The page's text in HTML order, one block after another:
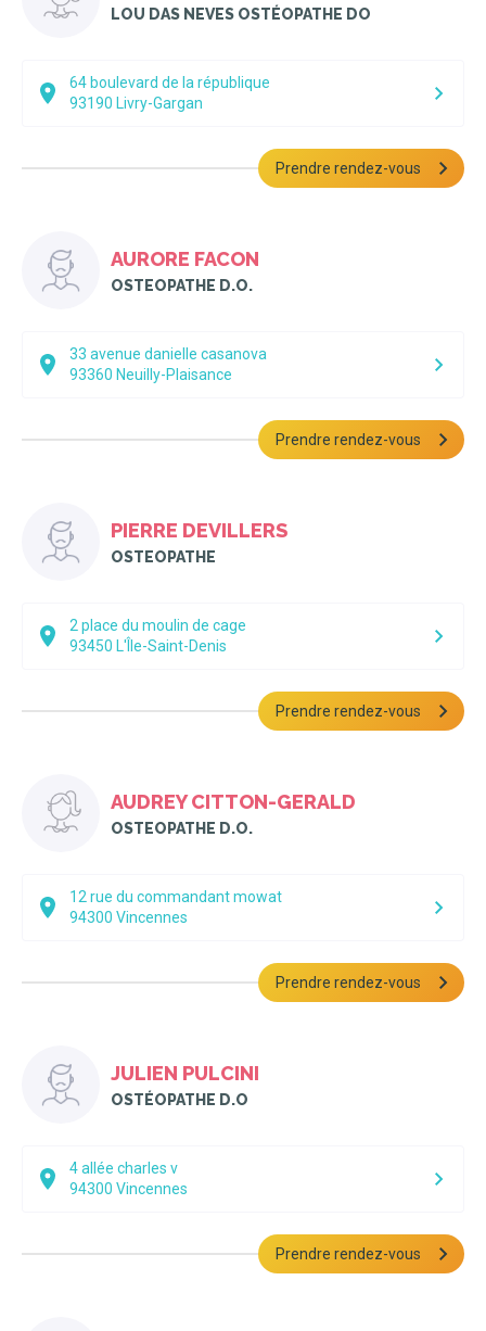
LOU DAS NEVES OSTÉOPATHE DO
64 boulevard de la république
93190 Livry-Gargan
Prendre rendez-vous
AURORE FACON
OSTEOPATHE D.O.
33 avenue danielle casanova
93360 Neuilly-Plaisance
Prendre rendez-vous
PIERRE DEVILLERS
OSTEOPATHE
2 place du moulin de cage
93450 L'Île-Saint-Denis
Prendre rendez-vous
AUDREY CITTON-GERALD
OSTEOPATHE D.O.
12 rue du commandant mowat
94300 Vincennes
Prendre rendez-vous
JULIEN PULCINI
OSTÉOPATHE D.O
4 allée charles v
94300 Vincennes
Prendre rendez-vous